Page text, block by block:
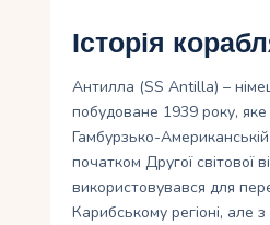
Історія
Антилла (SS Antilla) –
побудоване 1939 року,
Гамбурзько-Американській
початком Другої світової
використовувався для
Карибському регіоні, але